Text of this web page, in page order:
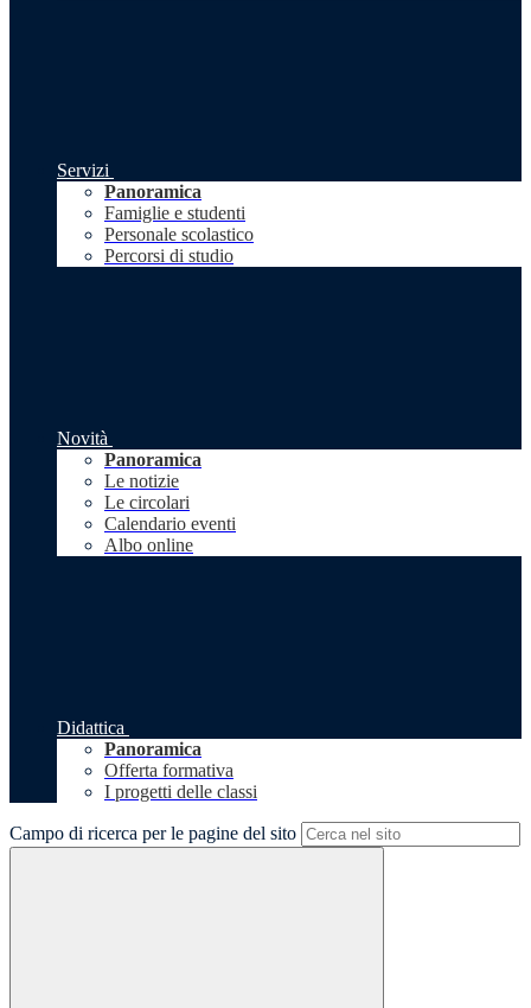
Servizi
Panoramica
Famiglie e studenti
Personale scolastico
Percorsi di studio
Novità
Panoramica
Le notizie
Le circolari
Calendario eventi
Albo online
Didattica
Panoramica
Offerta formativa
I progetti delle classi
Campo di ricerca per le pagine del sito